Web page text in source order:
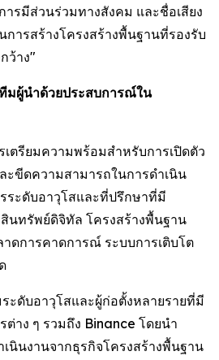
รมีส่วนร่วมทางสังคม และชื่อเสียง
การสร้างโครงสร้างพื้นฐานที่รองรับ
ว้าง"
มผู้นำด้วยประสบการณ์ใน
เตรียมความพร้อมสำหรับการเปิดตัว
ะขีดความสามารถในการดำเนิน
ระดับอาวุโสและที่ปรึกษาที่มี
ทรัพย์ดิจิทัล โครงสร้างพื้นฐาน
ดการคาดการณ์ ระบบการเติบโต
ะดับอาวุโสและผู้ก่อตั้งหลายรายที่มี
าง ๆ รวมถึง Binance โดยนำ
นินงานจากธุรกิจโครงสร้างพื้นฐาน